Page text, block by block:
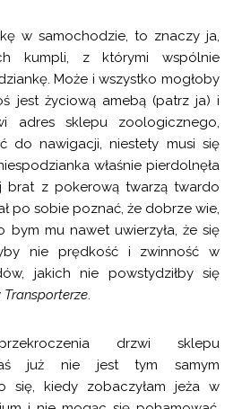
w samochodzie, to znaczy ja,
kumpli, z którymi wspólnie
Może i wszystko mogłoby
jest życiową amebą (patrz ja) i
adres sklepu zoologicznego,
do nawigacji, niestety musi się
właśnie pierdolnęła
brat z pokerową twarzą twardo
po sobie poznać, że dobrze wie,
mu nawet uwierzyła, że się
nie prędkość i zwinność w
jakich nie powstydziłby się
Transporterze.
drzwi sklepu
już nie jest tym samym
się, kiedy zobaczyłam jeża w